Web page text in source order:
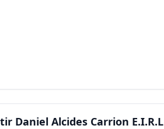
Daniel Alcides Carrion E.I.R.L